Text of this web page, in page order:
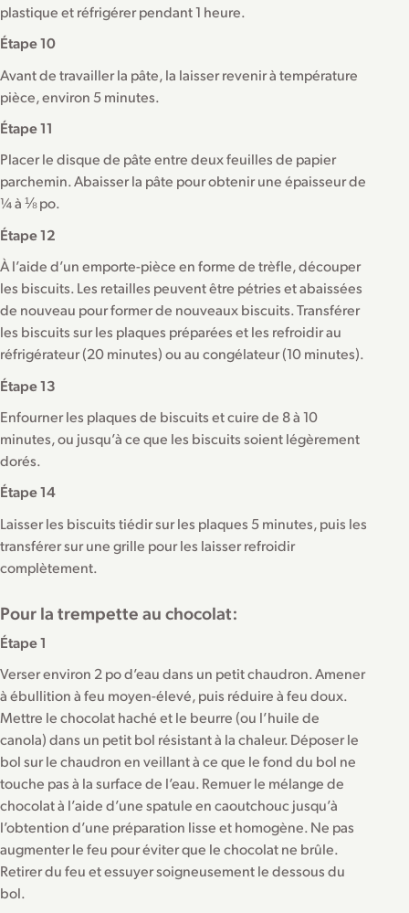
plastique et réfrigérer pendant 1 heure.
Étape 10
Avant de travailler la pâte, la laisser revenir à température
pièce, environ 5 minutes.
Étape 11
Placer le disque de pâte entre deux feuilles de papier
parchemin. Abaisser la pâte pour obtenir une épaisseur de
¼ à ⅛ po.
Étape 12
À l’aide d’un emporte-pièce en forme de trèfle, découper
les biscuits. Les retailles peuvent être pétries et abaissées
de nouveau pour former de nouveaux biscuits. Transférer
les biscuits sur les plaques préparées et les refroidir au
réfrigérateur (20 minutes) ou au congélateur (10 minutes).
Étape 13
Enfourner les plaques de biscuits et cuire de 8 à 10
minutes, ou jusqu’à ce que les biscuits soient légèrement
dorés.
Étape 14
Laisser les biscuits tiédir sur les plaques 5 minutes, puis les
transférer sur une grille pour les laisser refroidir
complètement.
Pour la trempette au chocolat:
Étape 1
Verser environ 2 po d’eau dans un petit chaudron. Amener
à ébullition à feu moyen-élevé, puis réduire à feu doux.
Mettre le chocolat haché et le beurre (ou l’huile de
canola) dans un petit bol résistant à la chaleur. Déposer le
bol sur le chaudron en veillant à ce que le fond du bol ne
touche pas à la surface de l’eau. Remuer le mélange de
chocolat à l’aide d’une spatule en caoutchouc jusqu’à
l’obtention d’une préparation lisse et homogène. Ne pas
augmenter le feu pour éviter que le chocolat ne brûle.
Retirer du feu et essuyer soigneusement le dessous du
bol.